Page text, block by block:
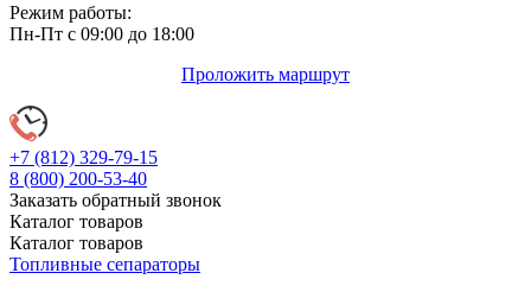
Режим работы:
Пн-Пт с 09:00 до 18:00
Проложить маршрут
+7 (812) 329-79-15
8 (800) 200-53-40
Заказать обратный звонок
Каталог товаров
Каталог товаров
Топливные сепараторы